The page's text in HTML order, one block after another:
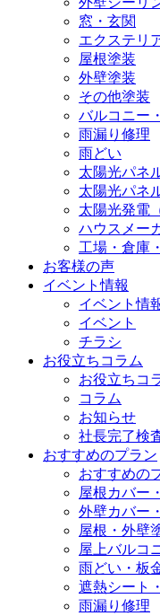
窓・玄関
エクステリ
屋根塗装
外壁塗装
その他塗装
バルコニー
雨漏り修理
雨どい
太陽光パネ
太陽光パネ
太陽光発電
ハウスメー
工場・倉庫
お客様の声
イベント情報
イベント情
イベント
チラシ
お役立ちコラム
お役立ちコ
コラム
お知らせ
社長完了検
おすすめのプラン
おすすめの
屋根カバー
外壁カバー
屋根・外壁
屋上バルコ
雨どい・板
遮熱シート
雨漏り修理